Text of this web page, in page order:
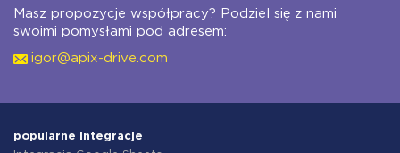
Masz propozycje współpracy? Podziel się z nami
swoimi pomysłami pod adresem:
igor@apix-drive.com
popularne integracje